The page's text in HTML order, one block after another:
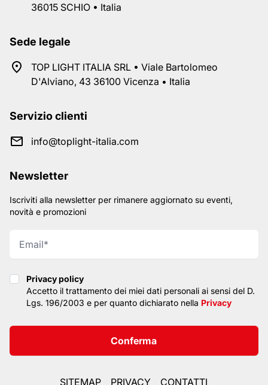
36015 SCHIO • Italia
Sede legale
TOP LIGHT ITALIA SRL • Viale Bartolomeo
D'Alviano, 43 36100 Vicenza • Italia
Servizio clienti
info@toplight-italia.com
Newsletter
Iscriviti alla newsletter per rimanere aggiornato su eventi,
novità e promozioni
Privacy policy
Privacy policy
Accetto il trattamento dei miei dati personali ai sensi del D.
Lgs. 196/2003 e per quanto dichiarato nella Privacy
Conferma
SITEMAP PRIVACY CONTATTI